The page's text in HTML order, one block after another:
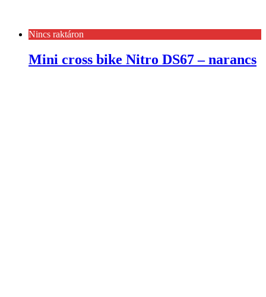
Nincs raktáron
Mini cross bike Nitro DS67 – narancs